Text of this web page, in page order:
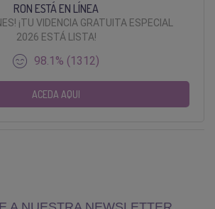
RON ESTÁ EN LÍNEA
¡TU VIDENCIA GRATUITA ESPECIAL
2026 ESTÁ LISTA!
98.1% (1312)
ACEDA AQUI